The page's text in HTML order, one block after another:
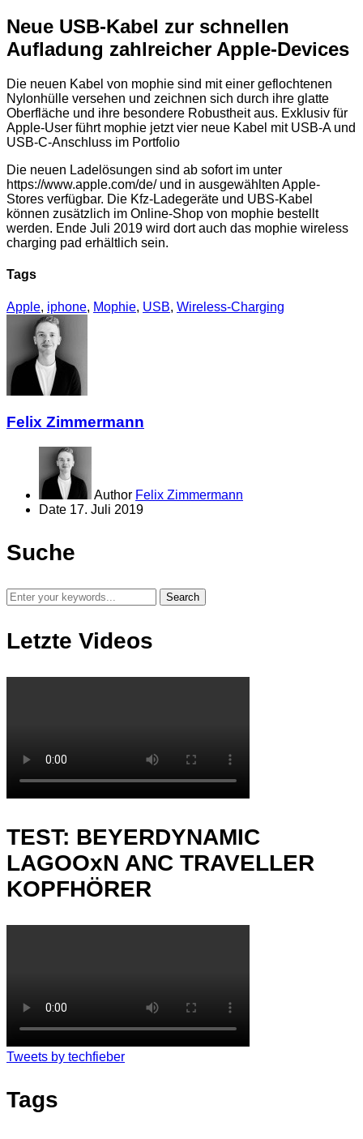
Neue USB-Kabel zur schnellen
Aufladung zahlreicher Apple-Devices
Die neuen Kabel von mophie sind mit einer geflochtenen
Nylonhülle versehen und zeichnen sich durch ihre glatte
Oberfläche und ihre besondere Robustheit aus. Exklusiv für
Apple-User führt mophie jetzt vier neue Kabel mit USB-A und
USB-C-Anschluss im Portfolio
Die neuen Ladelösungen sind ab sofort im unter
https://www.apple.com/de/ und in ausgewählten Apple-
Stores verfügbar. Die Kfz-Ladegeräte und UBS-Kabel
können zusätzlich im Online-Shop von mophie bestellt
werden. Ende Juli 2019 wird dort auch das mophie wireless
charging pad erhältlich sein.
Tags
Apple, iphone, Mophie, USB, Wireless-Charging
Felix Zimmermann
Author Felix Zimmermann
Date 17. Juli 2019
Suche
Letzte Videos
TEST: BEYERDYNAMIC
LAGOOxN ANC TRAVELLER
KOPFHÖRER
Tweets by techfieber
Tags